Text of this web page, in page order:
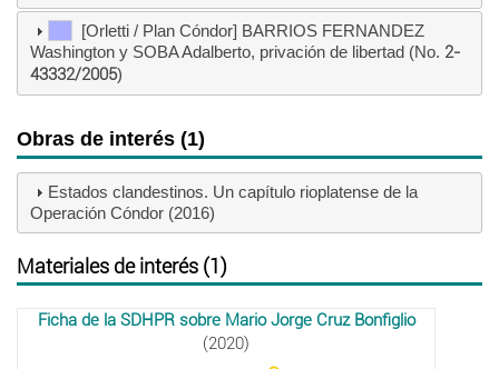
[Orletti / Plan Cóndor] BARRIOS FERNANDEZ
Washington y SOBA Adalberto, privación de libertad (No. 2-
43332/2005)
Obras de interés (1)
Estados clandestinos. Un capítulo rioplatense de la
Operación Cóndor (2016)
Materiales de interés (1)
Ficha de la SDHPR sobre Mario Jorge Cruz Bonfiglio
(2020)